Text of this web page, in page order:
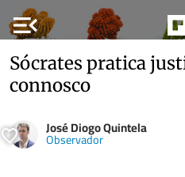
menu_open
Sócrates pratica
connosco
José Diogo Quintela
Observador